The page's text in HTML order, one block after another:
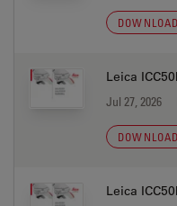
DOWNLOAD
Leica
Jul 27, 2026
DOWNLOAD
Leica